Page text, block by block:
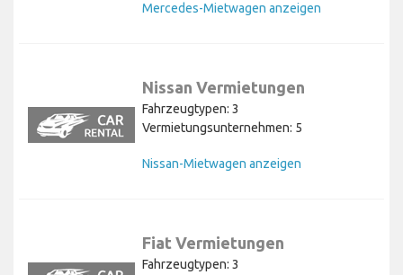
Mercedes-Mietwagen anzeigen
Nissan Vermietungen
Fahrzeugtypen: 3
Vermietungsunternehmen: 5
Nissan-Mietwagen anzeigen
Fiat Vermietungen
Fahrzeugtypen: 3